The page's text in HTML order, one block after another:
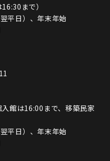
まで）
平日）、年末年始
館は16:00まで、移築民家
平日）、年末年始